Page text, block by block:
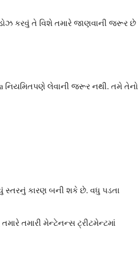
ડોઝ કરવું તે વિશે તમારે જાણવાની જરૂર છે
નિયમિતપણે લેવાની જરૂર નથી. તમે તેનો
કારણ બની શકે છે. વધુ પડતા
તમારી મેન્ટેનન્સ ટ્રીટમેન્ટમાં